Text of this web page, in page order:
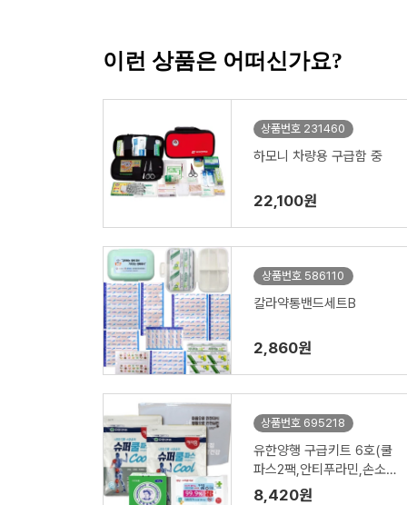
이런 상품은 어떠신가요?
상품번호 231460
하모니 차량용 구급함 중
22,100원
상품번호 586110
칼라약통밴드세트B
2,860원
상품번호 695218
유한양행 구급키트 6호(쿨
파스2팩,안티푸라민,손소독
티슈대형 4종세트)
8,420원